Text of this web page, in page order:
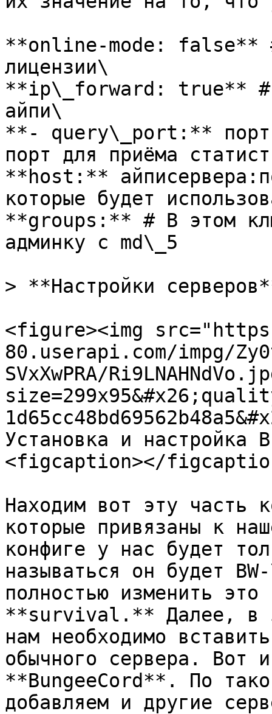
**online-mode: false**
лицензии\
**ip\_forward: true** #
айпи\
**- query\_port:** порт
порт для приёма
**host:**
которые будет
**groups:** # В этом
админку с md\_5
> **Настройки
<figure><img
80.userapi.com/impg/
SVxXwPRA/
Установка и настройка
<figcaption></
Находим вот эту часть
которые привязаны к
конфиге у нас будет
называться он будет
полностью изменить
**survival.** Далее, в
нам необходимо
обычного сервера. Вот
**BungeeCord**. По
добавляем и другие